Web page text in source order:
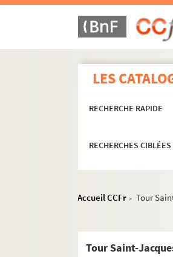
LES
RECHERCHE RAPIDE
RECHERCHES CIBLÉES
Accueil CCFr > Tour
Tour Saint-
Vues
Rues